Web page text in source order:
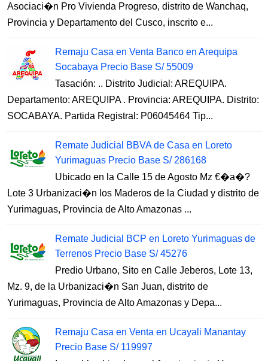
Asociaci�n Pro Vivienda Progreso, distrito de Wanchaq,
Provincia y Departamento del Cusco, inscrito e...
Remaju Casa en Venta Banco en Arequipa
Socabaya Precio Base S/ 55009
Tasación: .. Distrito Judicial: AREQUIPA.
Departamento: AREQUIPA . Provincia: AREQUIPA. Distrito:
SOCABAYA. Partida Registral: P06045464 Tip...
Remate Judicial BBVA de Casa en Loreto
Yurimaguas Precio Base S/ 286168
Ubicado en la Calle 15 de Agosto Mz €�a�?
Lote 3 Urbanizaci�n los Maderos de la Ciudad y distrito de
Yurimaguas, Provincia de Alto Amazonas ...
Remate Judicial BCP en Loreto Yurimaguas de
Terrenos Precio Base S/ 45276
Predio Urbano, Sito en Calle Jeberos, Lote 13,
Mz. 9, de la Urbanizaci�n San Juan, distrito de
Yurimaguas, Provincia de Alto Amazonas y Depa...
Remaju Casa en Venta en Ucayali Manantay
Precio Base S/ 119997